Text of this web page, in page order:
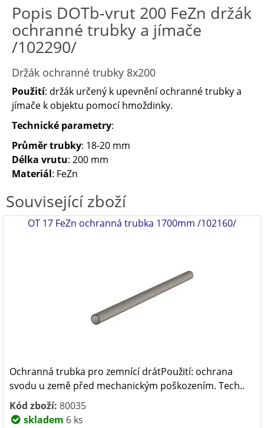
Popis DOTb-vrut 200 FeZn držák
ochranné trubky a jímače
/102290/
Držák ochranné trubky 8x200
Použití: držák určený k upevnění ochranné trubky a
jímače k objektu pomocí hmoždinky.
Technické parametry:
Průměr trubky: 18-20 mm
Délka vrutu: 200 mm
Materiál: FeZn
Související zboží
OT 17 FeZn ochranná trubka 1700mm /102160/
Ochranná trubka pro zemnící drátPoužití: ochrana
svodu u země před mechanickým poškozením. Tech..
Kód zboží: 80035
skladem 6 ks